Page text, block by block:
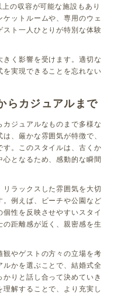
の収容が可能な施設もあり
ットルームや、専用のウェ
ト一人ひとりが特別な体験
く影響を受けます。適切な
実現できることを忘れない
らカジュアルまで
ジュアルなものまで多様な
、厳かな雰囲気が特徴で、
す。このスタイルは、古くか
となるため、感動的な瞬間
ラックスした雰囲気を大切
。例えば、ビーチや公園など
性を反映させやすいスタイ
距離感が近く、親密感を生
やゲストの方々の立場を考
かを選ぶことで、結婚式全
りと話し合って決めていき
解することで、より充実し